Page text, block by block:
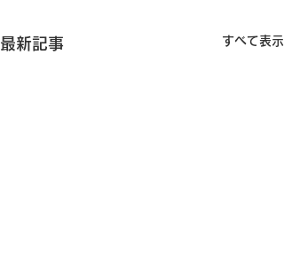
最新記事 すべて表示